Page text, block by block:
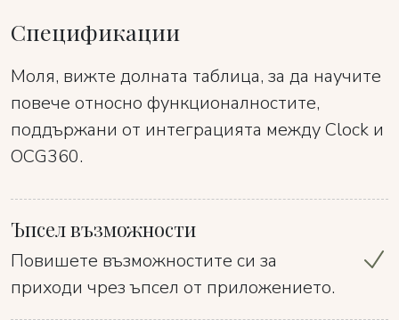
Спецификации
Моля, вижте долната таблица, за да научите
повече относно функционалностите,
поддържани от интеграцията между Clock и
OCG360.
Ъпсел възможности
Повишете възможностите си за
приходи чрез ъпсел от приложението.